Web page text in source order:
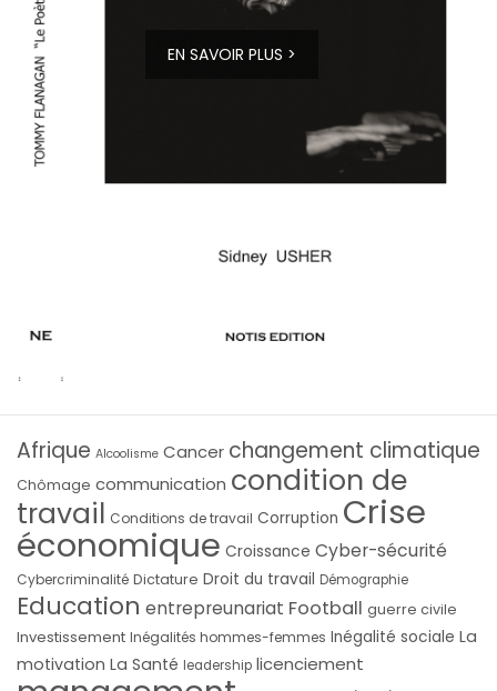
EN SAVOIR PLUS >
Afrique Alcoolisme Cancer changement climatique
Chômage communication condition de
travail Conditions de travail Corruption Crise
économique Croissance Cyber-sécurité
Cybercriminalité Dictature Droit du travail Démographie
Education entrepreunariat Football guerre civile
Investissement Inégalités hommes-femmes Inégalité sociale La
motivation La Santé leadership licenciement